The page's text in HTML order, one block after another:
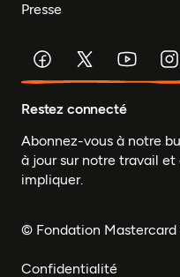
Presse
Restez connecté
Abonnez-vous à notre
à jour sur notre travail et
impliquer.
© Fondation Mastercard
Confidentialité